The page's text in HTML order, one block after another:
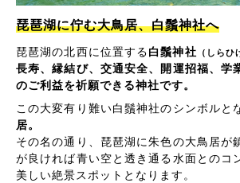
琵琶湖に佇む大鳥居、白鬚神社へ
琵琶湖の北西に位置する白鬚神社 （しらひ
長寿、縁結び、交通安全、開運招福、学
のご利益を祈願できる神社です。
この大変有り難い白鬚神社のシンボルと
居。
その名の通り、琵琶湖に朱色の大鳥居が
が良ければ青い空と透き通る水面とのコ
美しい絶景スポットとなります。